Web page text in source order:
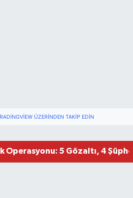
ÜZERINDEN TAKIP EDIN
Operasyonu: 5 Gözaltı, 4